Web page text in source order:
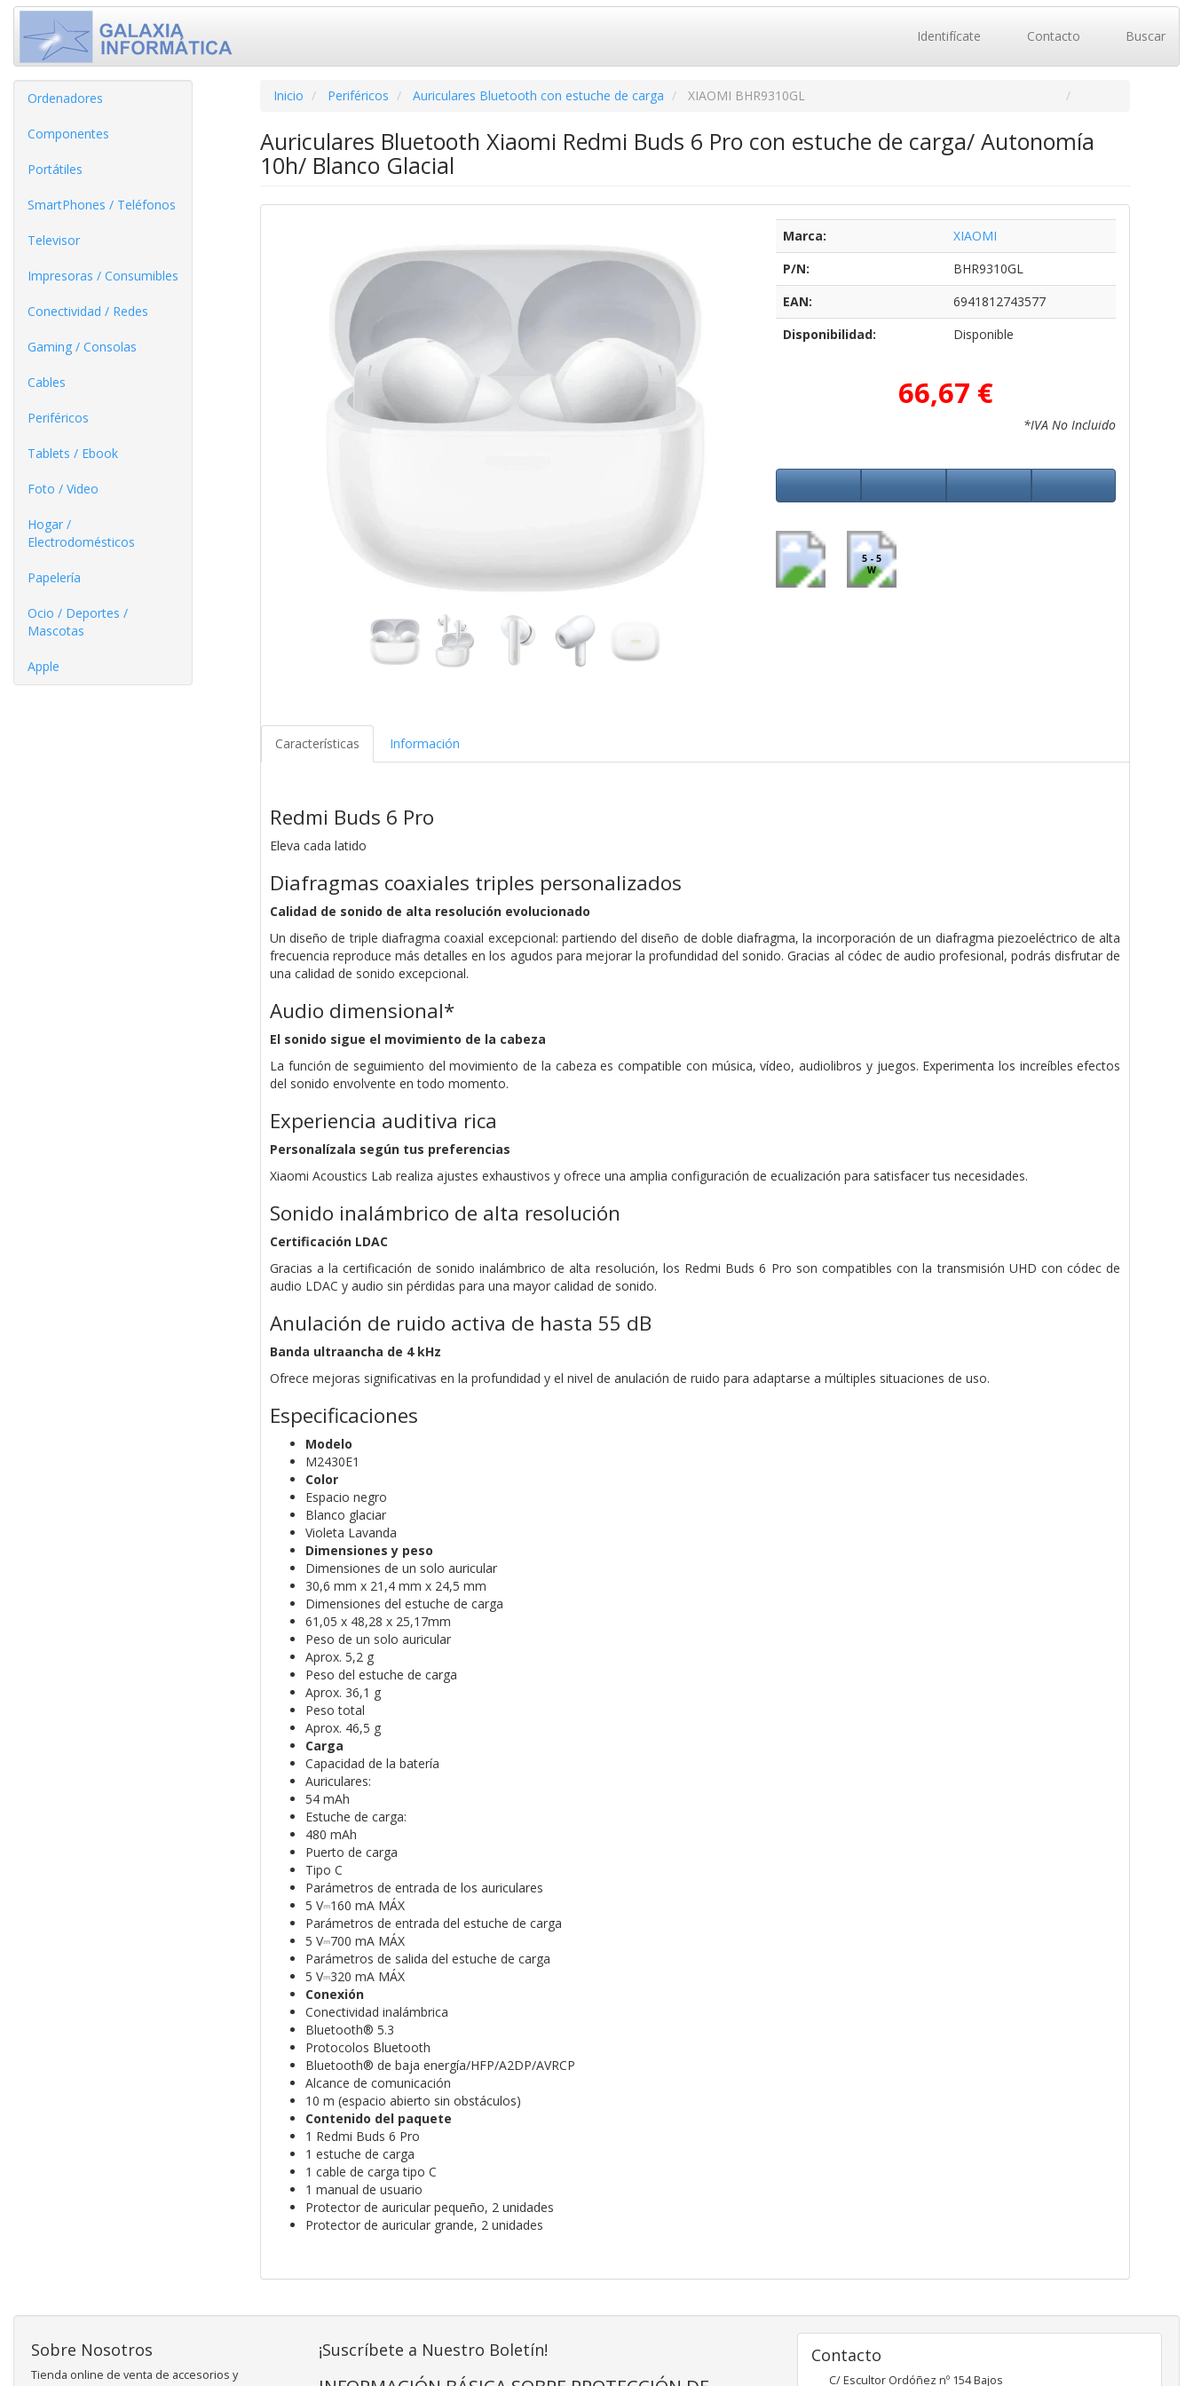
Identifícate Contacto Buscar
Ordenadores
Componentes
Portátiles
SmartPhones / Teléfonos
Televisor
Impresoras / Consumibles
Conectividad / Redes
Gaming / Consolas
Cables
Periféricos
Tablets / Ebook
Foto / Video
Hogar /
Electrodomésticos
Papelería
Ocio / Deportes /
Mascotas
Apple
Inicio Periféricos Auriculares Bluetooth con estuche de carga XIAOMI BHR9310GL
Auriculares Bluetooth Xiaomi Redmi Buds 6 Pro con estuche de carga/ Autonomía
10h/ Blanco Glacial
Marca:
XIAOMI
P/N:
BHR9310GL
EAN:
6941812743577
Disponibilidad:
Disponible
66,67 €
*IVA No Incluido
5 - 5
W
Características Información
Redmi Buds 6 Pro
Eleva cada latido
Diafragmas coaxiales triples personalizados
Calidad de sonido de alta resolución evolucionado
Un diseño de triple diafragma coaxial excepcional: partiendo del diseño de doble diafragma, la incorporación de un diafragma piezoeléctrico de alta
frecuencia reproduce más detalles en los agudos para mejorar la profundidad del sonido. Gracias al códec de audio profesional, podrás disfrutar de
una calidad de sonido excepcional.
Audio dimensional*
El sonido sigue el movimiento de la cabeza
La función de seguimiento del movimiento de la cabeza es compatible con música, vídeo, audiolibros y juegos. Experimenta los increíbles efectos
del sonido envolvente en todo momento.
Experiencia auditiva rica
Personalízala según tus preferencias
Xiaomi Acoustics Lab realiza ajustes exhaustivos y ofrece una amplia configuración de ecualización para satisfacer tus necesidades.
Sonido inalámbrico de alta resolución
Certificación LDAC
Gracias a la certificación de sonido inalámbrico de alta resolución, los Redmi Buds 6 Pro son compatibles con la transmisión UHD con códec de
audio LDAC y audio sin pérdidas para una mayor calidad de sonido.
Anulación de ruido activa de hasta 55 dB
Banda ultraancha de 4 kHz
Ofrece mejoras significativas en la profundidad y el nivel de anulación de ruido para adaptarse a múltiples situaciones de uso.
Especificaciones
Modelo
M2430E1
Color
Espacio negro
Blanco glaciar
Violeta Lavanda
Dimensiones y peso
Dimensiones de un solo auricular
30,6 mm x 21,4 mm x 24,5 mm
Dimensiones del estuche de carga
61,05 x 48,28 x 25,17mm
Peso de un solo auricular
Aprox. 5,2 g
Peso del estuche de carga
Aprox. 36,1 g
Peso total
Aprox. 46,5 g
Carga
Capacidad de la batería
Auriculares:
54 mAh
Estuche de carga:
480 mAh
Puerto de carga
Tipo C
Parámetros de entrada de los auriculares
5 V⎓160 mA MÁX
Parámetros de entrada del estuche de carga
5 V⎓700 mA MÁX
Parámetros de salida del estuche de carga
5 V⎓320 mA MÁX
Conexión
Conectividad inalámbrica
Bluetooth® 5.3
Protocolos Bluetooth
Bluetooth® de baja energía/HFP/A2DP/AVRCP
Alcance de comunicación
10 m (espacio abierto sin obstáculos)
Contenido del paquete
1 Redmi Buds 6 Pro
1 estuche de carga
1 cable de carga tipo C
1 manual de usuario
Protector de auricular pequeño, 2 unidades
Protector de auricular grande, 2 unidades
Sobre Nosotros
Tienda online de venta de accesorios y
¡Suscríbete a Nuestro Boletín! Contacto
C/ Escultor Ordóñez nº 154 Bajos